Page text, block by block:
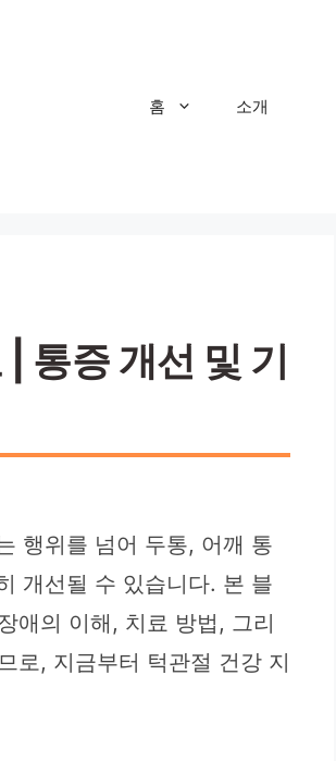
홈 소개
통증 개선 및 기
행위를 넘어 두통, 어깨 통
개선될 수 있습니다. 본 블
애의 이해, 치료 방법, 그리
로, 지금부터 턱관절 건강 지